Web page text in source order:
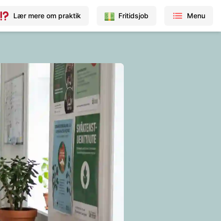
Lær mere om praktik Fritidsjob Menu